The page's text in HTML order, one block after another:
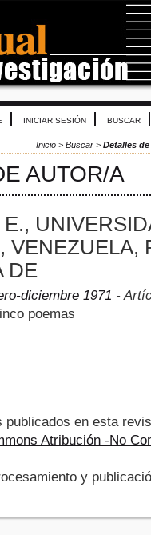
INICIAR SESIÓN BUSCAR
Inicio > Buscar > Detalles
AUTOR/A
VENEZUELA,
DE
diciembre 1971 -
poemas
publicados en esta
Atribución -No
y